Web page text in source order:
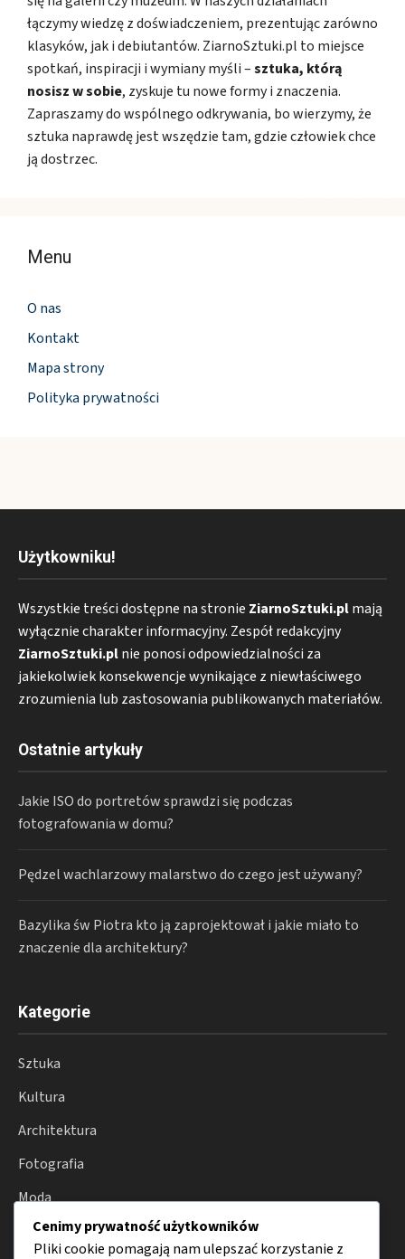
łączymy wiedzę z doświadczeniem, prezentując zarówno
klasyków, jak i debiutantów. ZiarnoSztuki.pl to miejsce
spotkań, inspiracji i wymiany myśli –sztuka, którą
nosisz w sobie, zyskuje tu nowe formy i znaczenia.
Zapraszamy do wspólnego odkrywania, bo wierzymy, że
sztuka naprawdę jest wszędzie tam, gdzie człowiek chce
ją dostrzec.
Menu
O nas
Kontakt
Mapa strony
Polityka prywatności
Użytkowniku!
Wszystkie treści dostępne na stronie ZiarnoSztuki.plmają
wyłącznie charakter informacyjny. Zespół redakcyjny
ZiarnoSztuki.plnie ponosi odpowiedzialności za
jakiekolwiek konsekwencje wynikające z niewłaściwego
zrozumienia lub zastosowania publikowanych materiałów.
Ostatnie artykuły
Jakie ISO do portretów sprawdzi się podczas
fotografowania w domu?
Pędzel wachlarzowy malarstwo do czego jest używany?
Bazylika św Piotra kto ją zaprojektował i jakie miało to
znaczenie dla architektury?
Kategorie
Sztuka
Kultura
Architektura
Fotografia
Moda
Porady
Cenimy prywatność użytkowników
Pliki cookie pomagają nam ulepszać korzystanie z